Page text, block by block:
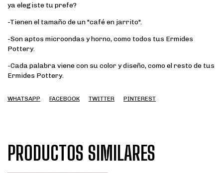
ya elegiste tu prefe?
-Tienen el tamaño de un "café en jarrito".
-Son aptos microondas y horno, como todos tus Ermides
Pottery.
-Cada palabra viene con su color y diseño, como el resto de tus
Ermides Pottery.
WHATSAPP FACEBOOK TWITTER PINTEREST
PRODUCTOS SIMILARES